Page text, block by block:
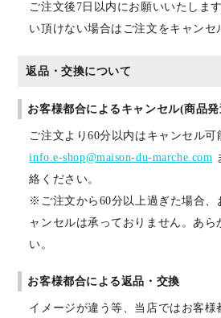
ご注文後7日以内にお願いいたしま
い頂けない場合はご注文をキャンセ
返品・交換について
お客様都合によるキャンセル(商品発
ご注文より60分以内はキャンセル可
info.e-shop@maison-du-marche.com
絡ください。
※ご注文から60分以上過ぎた場合、
ャンセルは承っておりません。あら
い。
お客様都合による返品・交換
イメージが違う等、当店ではお客様